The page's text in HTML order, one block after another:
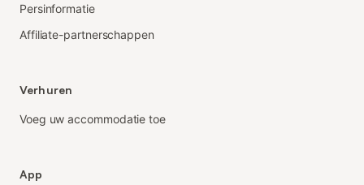
Persinformatie
Affiliate-partnerschappen
Verhuren
Voeg uw accommodatie toe
App